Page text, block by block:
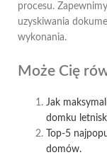
procesu.
uzyskiwania
wykonania.
Może Cię
Jak
domku
Top-5
domów.